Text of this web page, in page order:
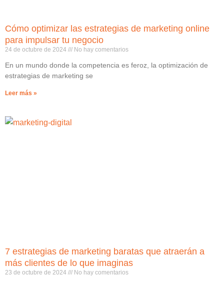
Cómo optimizar las estrategias de marketing online
para impulsar tu negocio
24 de octubre de 2024 No hay comentarios
En un mundo donde la competencia es feroz, la optimización de
estrategias de marketing se
Leer más »
7 estrategias de marketing baratas que atraerán a
más clientes de lo que imaginas
23 de octubre de 2024 No hay comentarios